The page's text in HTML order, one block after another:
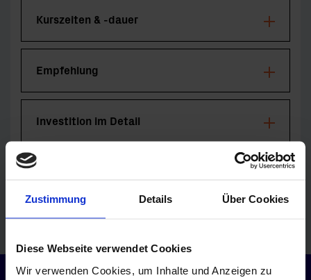
Zustimmung Details Über Cookies
Diese Webseite verwendet Cookies
Wir verwenden Cookies, um Inhalte und Anzeigen zu
Kurszeiten & -dauer
Empfehlung
Investition im Detail